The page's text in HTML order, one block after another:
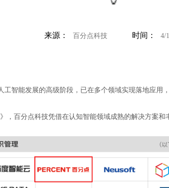
来源： 百分点科技 时间： 4/
智能发展的高级阶段，已在多个领域实现落地应用
，百分点科技凭借在认知智能领域成熟的解决方案